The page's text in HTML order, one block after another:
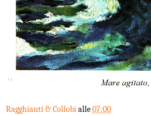
Ragghianti & Collobialle07:00